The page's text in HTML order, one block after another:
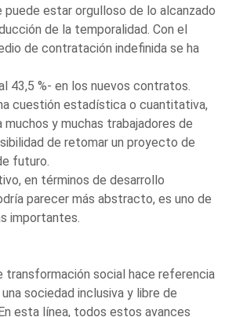
puede estar orgulloso de lo alcanzado
de la temporalidad. Con el
de contratación indefinida se ha
43,5 %- en los nuevos contratos.
cuestión estadística o cuantitativa,
y muchas trabajadores de
de retomar un proyecto de
futuro.
en términos de desarrollo
parecer más abstracto, es uno de
importantes.
transformación social hace referencia
sociedad inclusiva y libre de
esta línea, todos estos avances